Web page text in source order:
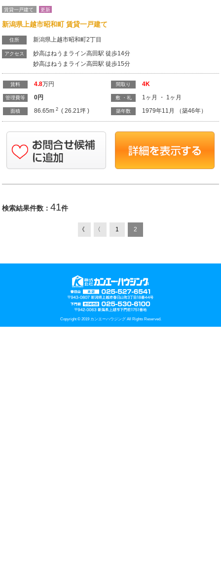
賃貸一戸建て 更新
新潟県上越市昭和町 賃貸一戸建て
住所 新潟県上越市昭和町2丁目
アクセス
妙高はねうまライン高田駅 徒歩14分
妙高はねうまライン高田駅 徒歩15分
賃料 4.8万円
管理費等 0円
面積 86.65m 2( 26.21坪 )
間取り 4K
敷 ・礼 1ヶ月 ・ 1ヶ月
築年数 1979年11月 （築46年）
検索結果件数：41件
《 〈 1 2
Copyright © 2019 カンエーハウジング All Rights Reserved.